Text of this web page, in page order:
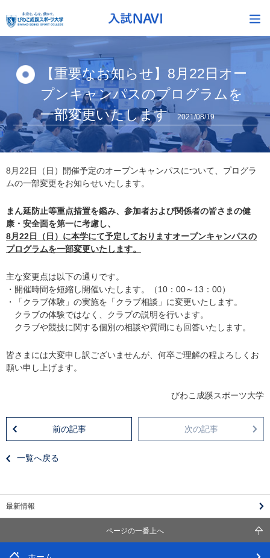
【重要なお知らせ】8月22日オー
プンキャンパスのプログラムを
一部変更いたします
2021/08/19
8月22日（日）開催予定のオープンキャンパスについて、プログラ
ムの一部変更をお知らせいたします。
まん延防止等重点措置を鑑み、参加者および関係者の皆さまの健
康・安全面を第一に考慮し、
8月22日（日）に本学にて予定しておりますオープンキャンパスの
プログラムを一部変更いたします。
主な変更点は以下の通りです。
・開催時間を短縮し開催いたします。（10：00～13：00）
・「クラブ体験」の実施を「クラブ相談」に変更いたします。
クラブの体験ではなく、クラブの説明を行います。
クラブや競技に関する個別の相談や質問にも回答いたします。
皆さまには大変申し訳ございませんが、何卒ご理解の程よろしくお
願い申し上げます。
びわこ成蹊スポーツ大学
前の記事 次の記事
一覧へ戻る
最新情報
ページの一番上へ